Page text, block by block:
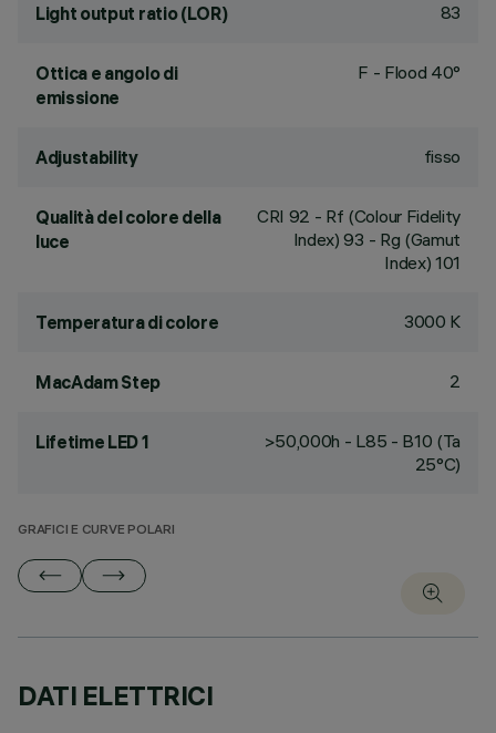
Light output ratio (LOR) 83
Ottica e angolo di
emissione
F - Flood 40°
Adjustability fisso
Qualità del colore della
luce
CRI 92 - Rf (Colour Fidelity
Index) 93 - Rg (Gamut
Index) 101
Temperatura di colore 3000 K
MacAdam Step 2
Lifetime LED 1
>50,000h - L85 - B10 (Ta
25°C)
GRAFICI E CURVE POLARI
DATI ELETTRICI